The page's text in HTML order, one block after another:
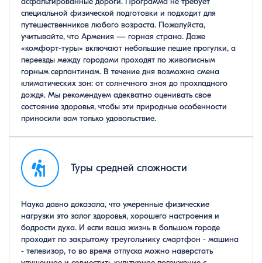
специальной физической подготовки и подходит для
путешественников любого возраста. Пожалуйста,
учитывайте, что Армения — горная страна. Даже
«комфорт-туры» включают небольшие пешие прогулки, а
переезды между городами проходят по живописным
горным серпантинам. В течение дня возможна смена
климатических зон: от солнечного зноя до прохладного
дождя. Мы рекомендуем адекватно оценивать свое
состояние здоровья, чтобы эти природные особенности
приносили вам только удовольствие.
Туры средней сложности
Наука давно доказала, что умеренные физические
нагрузки это залог здоровья, хорошего настроения и
бодрости духа. И если ваша жизнь в большом городе
проходит по закрытому треугольнику смартфон - машина
- телевизор, то во время отпуска можно наверстать